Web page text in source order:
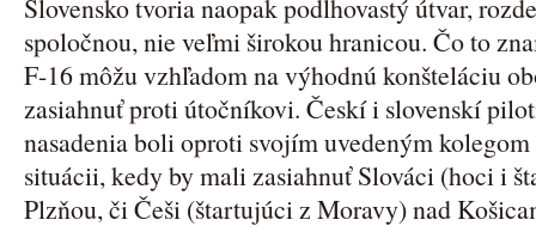
Slovensko tvoria naopak podlhovastý útvar,
spoločnou, nie veľmi širokou hranicou. Čo to
F-16 môžu vzhľadom na výhodnú konšteláciu
zasiahnuť proti útočníkovi. Českí i slovenskí
nasadenia boli oproti svojím uvedeným
situácii, kedy by mali zasiahnuť Slováci (hoci i
Plzňou, či Češi (štartujúci z Moravy) nad